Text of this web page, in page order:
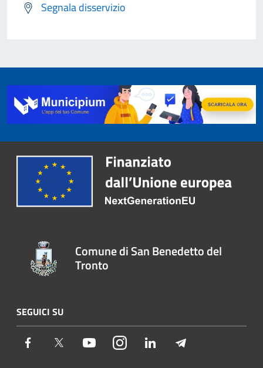
Segnala disservizio
Comune di San Benedetto del
Tronto
SEGUICI SU
Facebook Twitter YoutubeInstagramLinkedIn